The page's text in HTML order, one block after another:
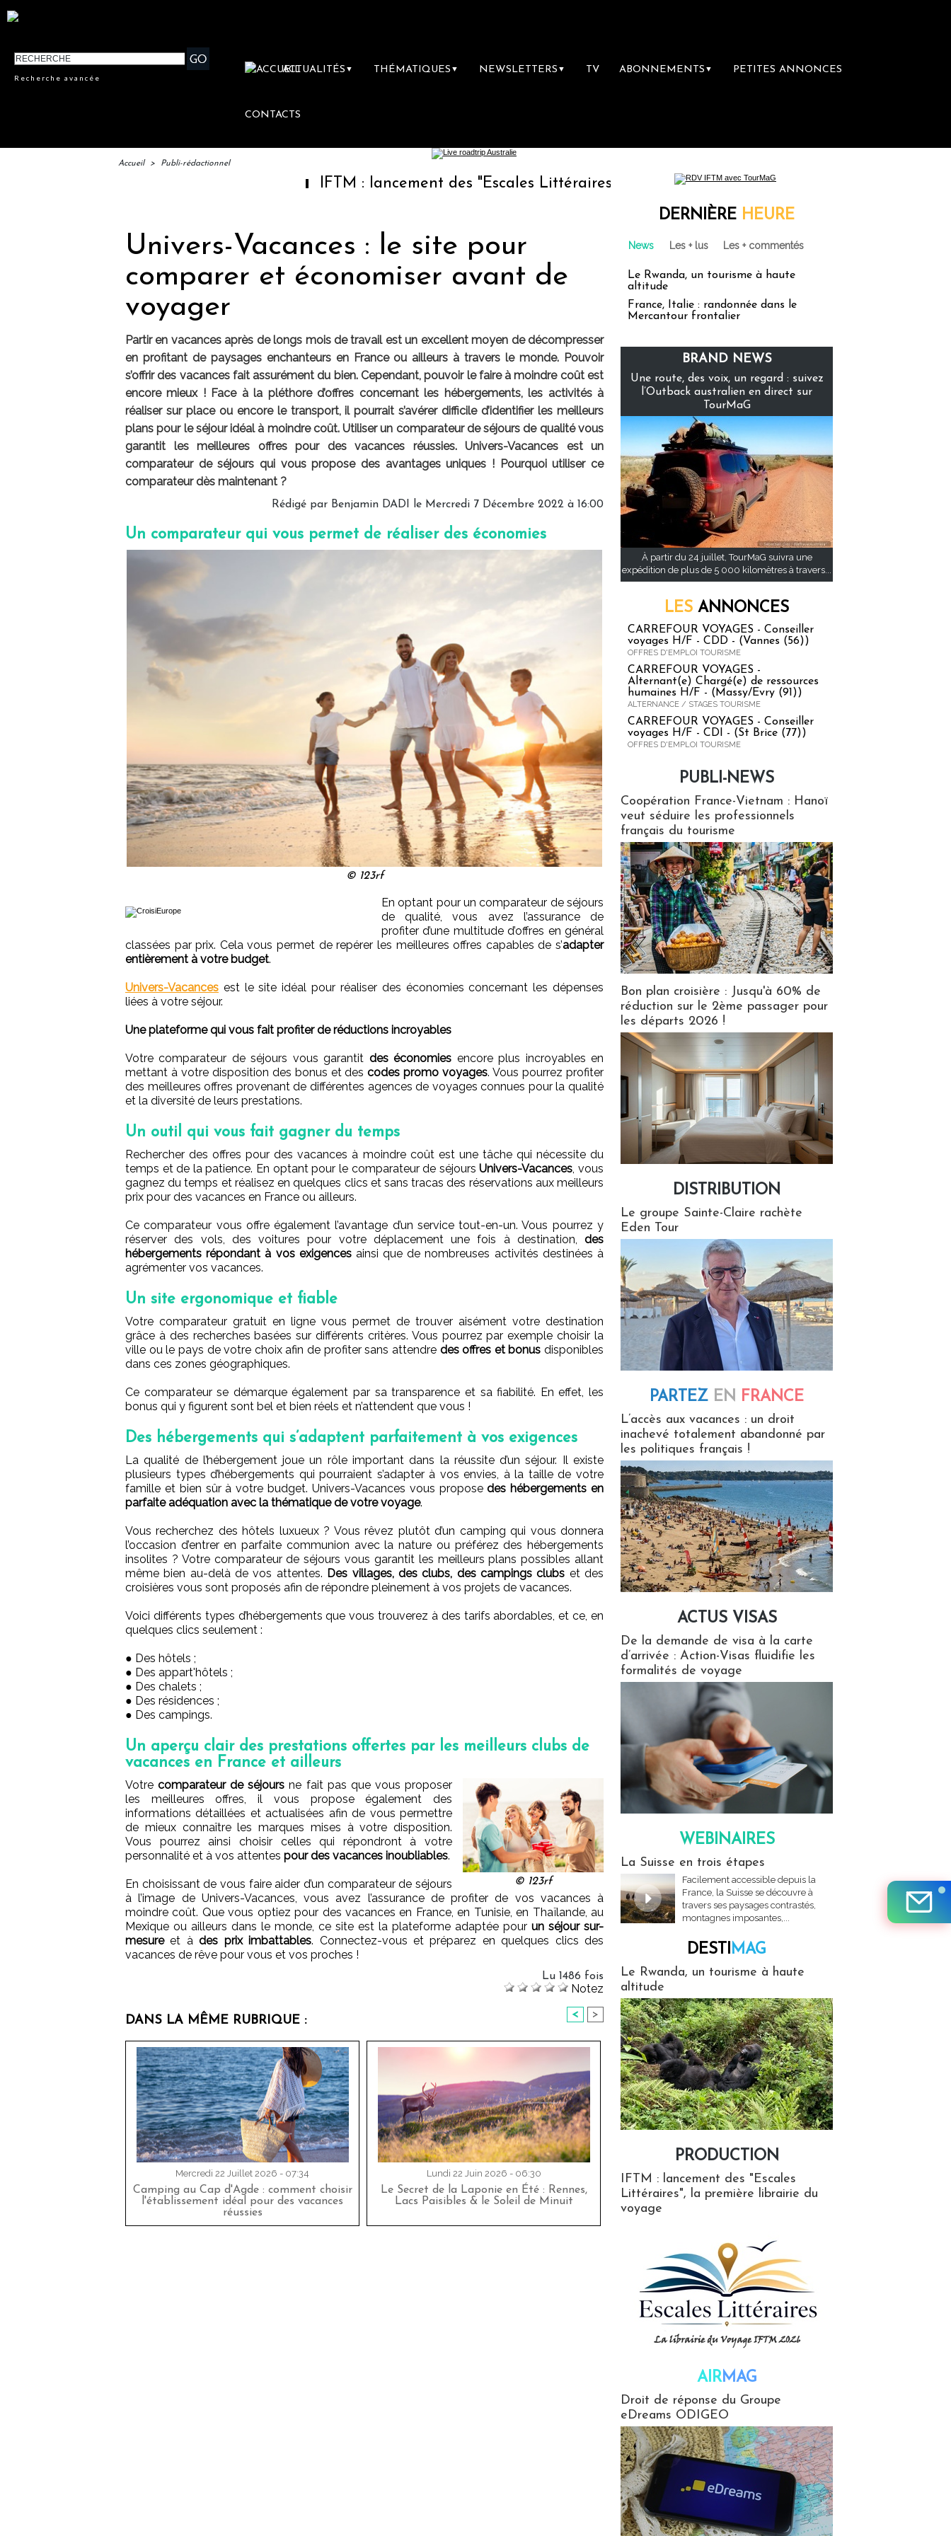
Recherche avancée
ACTUALITÉS ▼ THÉMATIQUES ▼ NEWSLETTERS ▼ TV ABONNEMENTS ▼ PETITES ANNONCES
CONTACTS
Accueil > Publi-rédactionnel
IFTM : lancement des "Escales Littéraires", la première librairie du voyage
Univers-Vacances : le site pour
comparer et économiser avant de
voyager
Partir en vacances après de longs mois de travail est un excellent moyen de décompresser
en profitant de paysages enchanteurs en France ou ailleurs à travers le monde. Pouvoir
s’offrir des vacances fait assurément du bien. Cependant, pouvoir le faire à moindre coût est
encore mieux ! Face à la pléthore d’offres concernant les hébergements, les activités à
réaliser sur place ou encore le transport, il pourrait s’avérer difficile d’identifier les meilleurs
plans pour le séjour idéal à moindre coût. Utiliser un comparateur de séjours de qualité vous
garantit les meilleures offres pour des vacances réussies. Univers-Vacances est un
comparateur de séjours qui vous propose des avantages uniques ! Pourquoi utiliser ce
comparateur dès maintenant ?
Rédigé par Benjamin DADI le Mercredi 7 Décembre 2022 à 16:00
Un comparateur qui vous permet de réaliser des économies
© 123rf
En optant pour un comparateur de séjours
de qualité, vous avez l’assurance de
profiter d’une multitude d’offres en général
classées par prix. Cela vous permet de repérer les meilleures offres capables de s’adapter
entièrement à votre budget.
Univers-Vacances est le site idéal pour réaliser des économies concernant les dépenses
liées à votre séjour.
Une plateforme qui vous fait profiter de réductions incroyables
Votre comparateur de séjours vous garantit des économies encore plus incroyables en
mettant à votre disposition des bonus et descodes promo voyages. Vous pourrez profiter
des meilleures offres provenant de différentes agences de voyages connues pour la qualité
et la diversité de leurs prestations.
Un outil qui vous fait gagner du temps
Rechercher des offres pour des vacances à moindre coût est une tâche qui nécessite du
temps et de la patience. En optant pour le comparateur de séjoursUnivers-Vacances, vous
gagnez du temps et réalisez en quelques clics et sans tracas des réservations aux meilleurs
prix pour des vacances en France ou ailleurs.
Ce comparateur vous offre également l’avantage d’un service tout-en-un. Vous pourrez y
réserver des vols, des voitures pour votre déplacement une fois à destination, des
hébergements répondant à vos exigencesainsi que de nombreuses activités destinées à
agrémenter vos vacances.
Un site ergonomique et fiable
Votre comparateur gratuit en ligne vous permet de trouver aisément votre destination
grâce à des recherches basées sur différents critères. Vous pourrez par exemple choisir la
ville ou le pays de votre choix afin de profiter sans attendre des offres et bonus disponibles
dans ces zones géographiques.
Ce comparateur se démarque également par sa transparence et sa fiabilité. En effet, les
bonus qui y figurent sont bel et bien réels et n’attendent que vous !
Des hébergements qui s’adaptent parfaitement à vos exigences
La qualité de l’hébergement joue un rôle important dans la réussite d’un séjour. Il existe
plusieurs types d’hébergements qui pourraient s’adapter à vos envies, à la taille de votre
famille et bien sûr à votre budget. Univers-Vacances vous proposedes hébergements en
parfaite adéquation avec la thématique de votre voyage.
Vous recherchez des hôtels luxueux ? Vous rêvez plutôt d’un camping qui vous donnera
l’occasion d’entrer en parfaite communion avec la nature ou préférez des hébergements
insolites ? Votre comparateur de séjours vous garantit les meilleurs plans possibles allant
même bien au-delà de vos attentes. Des villages, des clubs, des campings clubs et des
croisières vous sont proposés afin de répondre pleinement à vos projets de vacances.
Voici différents types d’hébergements que vous trouverez à des tarifs abordables, et ce, en
quelques clics seulement :
● Des hôtels ;
● Des appart'hôtels ;
● Des chalets ;
● Des résidences ;
● Des campings.
Un aperçu clair des prestations offertes par les meilleurs clubs de
vacances en France et ailleurs
© 123rf
Votrecomparateur de séjours ne fait pas que vous proposer
les meilleures offres, il vous propose également des
informations détaillées et actualisées afin de vous permettre
de mieux connaître les marques mises à votre disposition.
Vous pourrez ainsi choisir celles qui répondront à votre
personnalité et à vos attentes pour des vacances inoubliables.
En choisissant de vous faire aider d’un comparateur de séjours
à l’image de Univers-Vacances, vous avez l’assurance de profiter de vos vacances à
moindre coût. Que vous optiez pour des vacances en France, en Tunisie, en Thaïlande, au
Mexique ou ailleurs dans le monde, ce site est la plateforme adaptée pour un séjour sur-
mesureet àdes prix imbattables. Connectez-vous et préparez en quelques clics des
vacances de rêve pour vous et vos proches !
Lu 1486 fois
Notez
DANS LA MÊME RUBRIQUE : < >
Mercredi 22 Juillet 2026 - 07:34
Camping au Cap d'Agde : comment choisir
l'établissement idéal pour des vacances
réussies
Lundi 22 Juin 2026 - 06:30
Le Secret de la Laponie en Été : Rennes,
Lacs Paisibles & le Soleil de Minuit
DERNIÈRE HEURE
News Les + lus Les + commentés
Le Rwanda, un tourisme à haute
altitude
France, Italie : randonnée dans le
Mercantour frontalier
BRAND NEWS
Une route, des voix, un regard : suivez
l’Outback australien en direct sur
TourMaG
À partir du 24 juillet, TourMaG suivra une
expédition de plus de 5 000 kilomètres à travers...
LES ANNONCES
CARREFOUR VOYAGES - Conseiller
voyages H/F - CDD - (Vannes (56))
OFFRES D'EMPLOI TOURISME
CARREFOUR VOYAGES -
Alternant(e) Chargé(e) de ressources
humaines H/F - (Massy/Evry (91))
ALTERNANCE / STAGES TOURISME
CARREFOUR VOYAGES - Conseiller
voyages H/F - CDI - (St Brice (77))
OFFRES D'EMPLOI TOURISME
PUBLI-NEWS
Coopération France-Vietnam : Hanoï
veut séduire les professionnels
français du tourisme
Bon plan croisière : Jusqu'à 60% de
réduction sur le 2ème passager pour
les départs 2026 !
DISTRIBUTION
Le groupe Sainte-Claire rachète
Eden Tour
PARTEZ EN FRANCE
L’accès aux vacances : un droit
inachevé totalement abandonné par
les politiques français !
ACTUS VISAS
De la demande de visa à la carte
d’arrivée : Action-Visas fluidifie les
formalités de voyage
WEBINAIRES
La Suisse en trois étapes
Facilement accessible depuis la
France, la Suisse se découvre à
travers ses paysages contrastés,
montagnes imposantes,...
DESTIMAG
Le Rwanda, un tourisme à haute
altitude
PRODUCTION
IFTM : lancement des "Escales
Littéraires", la première librairie du
voyage
AIRMAG
Droit de réponse du Groupe
eDreams ODIGEO